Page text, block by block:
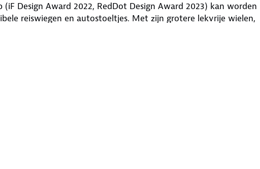
Design Award 2022, RedDot Design Award 2023) kan worden
reiswiegen en autostoeltjes. Met zijn grotere lekvrije wielen,
comfort. Dankzij het omkeerbare zitje dat in beide richtingen
met een stadsvriendelijk formaat. Oneffen trottoirs en
zacht gevoerde zitting, schokabsorberende vering en
wandeling vlotjes en uiterst comfortabel verlopen. En of
is, de uitschuifbare zonnekap met doorzichtig ventilatieraam en
Een magnetisch quick-lock & easy-in harnas zorgt ervoor
zitten, dag na dag, rit na rit.